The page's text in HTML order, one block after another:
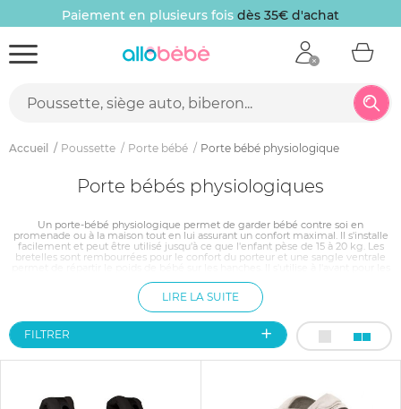
Paiement en plusieurs fois dès 35€ d'achat
Accueil Poussette Porte bébé Porte bébé physiologique
Porte bébés physiologiques
Un porte-bébé physiologique permet de garder bébé contre soi en
promenade ou à la maison tout en lui assurant un confort maximal. Il s'installe
facilement et peut être utilisé jusqu'à ce que l'enfant pèse de 15 à 20 kg. Les
bretelles sont rembourrées pour le confort du porteur et une sangle ventrale
sensation de cocon à bébé.
LIRE LA SUITE
FILTRER